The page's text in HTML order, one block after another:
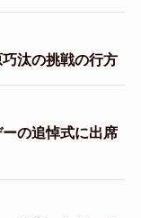
汰の挑戦の行方
の追悼式に出席